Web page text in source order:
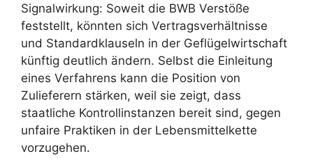
Signalwirkung: Soweit die BWB Verstöße
feststellt, könnten sich Vertragsverhältnisse
und Standardklauseln in der Geflügelwirtschaft
künftig deutlich ändern. Selbst die Einleitung
eines Verfahrens kann die Position von
Zulieferern stärken, weil sie zeigt, dass
staatliche Kontrollinstanzen bereit sind, gegen
unfaire Praktiken in der Lebensmittelkette
vorzugehen.